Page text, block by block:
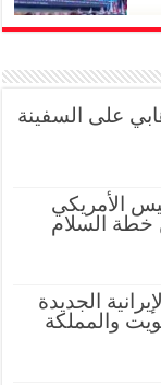
على السفينة
الأمريكي
خطة السلام
الجديدة
والمملكة